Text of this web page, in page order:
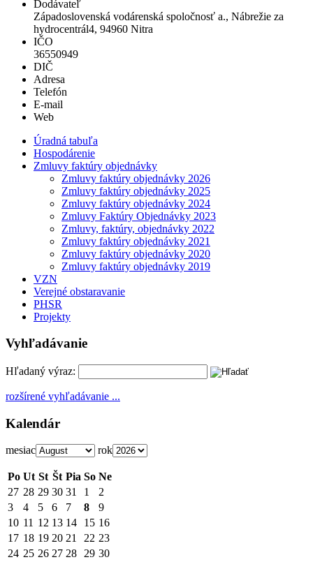
Dodávateľ
Západoslovenská vodárenská spoločnosť a., Nábrežie za
hydrocentrál4, 94960 Nitra
IČO
36550949
DIČ
Adresa
Telefón
E-mail
Web
Úradná tabuľa
Hospodárenie
Zmluvy faktúry objednávky
Zmluvy faktúry objednávky 2026
Zmluvy faktúry objednávky 2025
Zmluvy faktúry objednávky 2024
Zmluvy Faktúry Objednávky 2023
Zmluvy, faktúry, objednávky 2022
Zmluvy faktúry objednávky 2021
Zmluvy faktúry objednávky 2020
Zmluvy faktúry objednávky 2019
VZN
Verejné obstaravanie
PHSR
Projekty
Vyhľadávanie
Hľadaný výraz:
rozšírené vyhľadávanie ...
Kalendár
mesiac rok
Po Ut St Št Pia So Ne
27 28 29 30 31 1
2
3
4 5 6 7 8
9
10 11 12 13 14 15 16
17 18 19 20 21 22 23
24 25 26 27 28 29 30